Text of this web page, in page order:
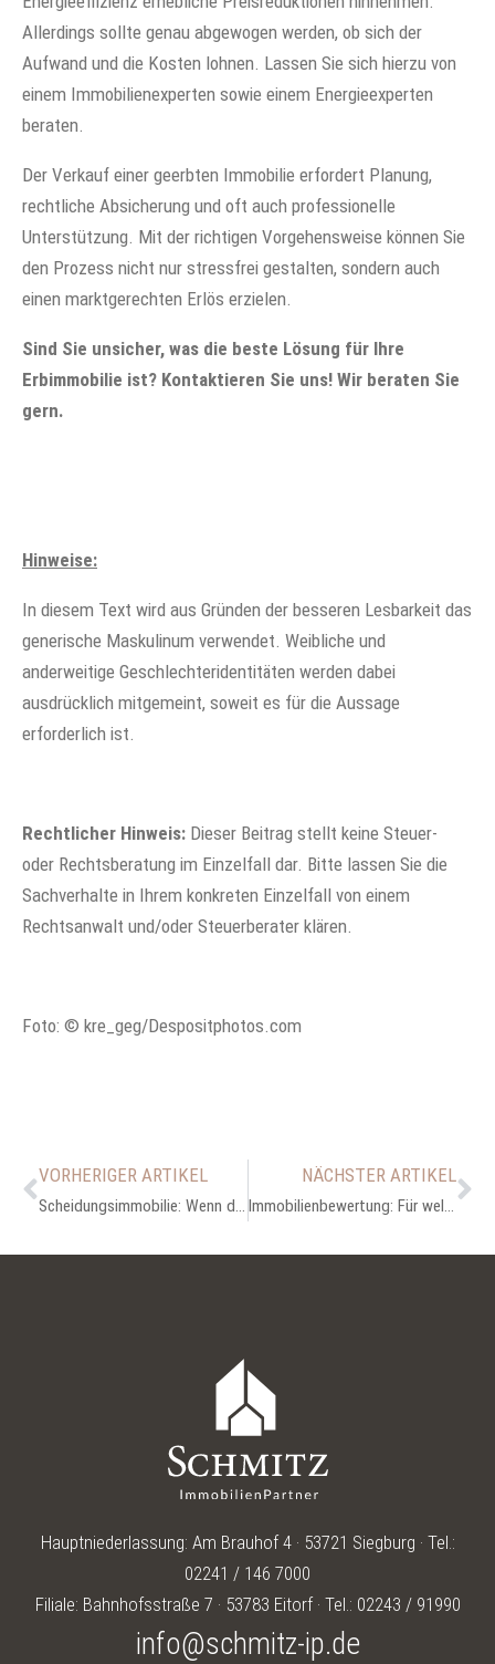
Allerdings sollte genau abgewogen werden, ob sich der
Aufwand und die Kosten lohnen. Lassen Sie sich hierzu von
einem Immobilienexperten sowie einem Energieexperten
beraten.
Der Verkauf einer geerbten Immobilie erfordert Planung,
rechtliche Absicherung und oft auch professionelle
Unterstützung. Mit der richtigen Vorgehensweise können Sie
den Prozess nicht nur stressfrei gestalten, sondern auch
einen marktgerechten Erlös erzielen.
Sind Sie unsicher, was die beste Lösung für Ihre
Erbimmobilie ist? Kontaktieren Sie uns! Wir beraten Sie
gern.
Hinweise:
In diesem Text wird aus Gründen der besseren Lesbarkeit das
generische Maskulinum verwendet. Weibliche und
anderweitige Geschlechteridentitäten werden dabei
ausdrücklich mitgemeint, soweit es für die Aussage
erforderlich ist.
Rechtlicher Hinweis: Dieser Beitrag stellt keine Steuer-
oder Rechtsberatung im Einzelfall dar. Bitte lassen Sie die
Sachverhalte in Ihrem konkreten Einzelfall von einem
Rechtsanwalt und/oder Steuerberater klären.
Foto: © kre_geg/Despositphotos.com
VORHERIGER ARTIKEL
Scheidungsimmobilie: Wenn der Kredit noch nicht abgezahlt ist
NÄCHSTER ARTIKEL
Immobilienbewertung: Für welche Immobilien eignet sich das Vergleichswertverfahren?
Hauptniederlassung: Am Brauhof 4 · 53721 Siegburg · Tel.:
02241 / 146 7000
Filiale: Bahnhofsstraße 7 · 53783 Eitorf · Tel.: 02243 / 91990
info@schmitz-ip.de